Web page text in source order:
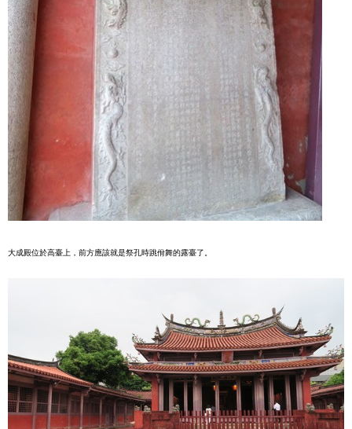
大成殿位於高臺上，前方應該就是祭孔時跳佾舞的露臺了。